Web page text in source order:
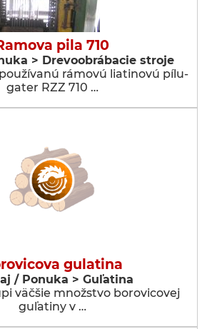
pila 710
> Drevoobrábacie stroje
rámovú liatinovú pílu-
gater RZZ 710 …
gulatina
/ Ponuka > Guľatina
väčšie množstvo borovicovej
guľatiny v …